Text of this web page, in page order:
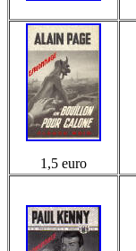
1,5 euro